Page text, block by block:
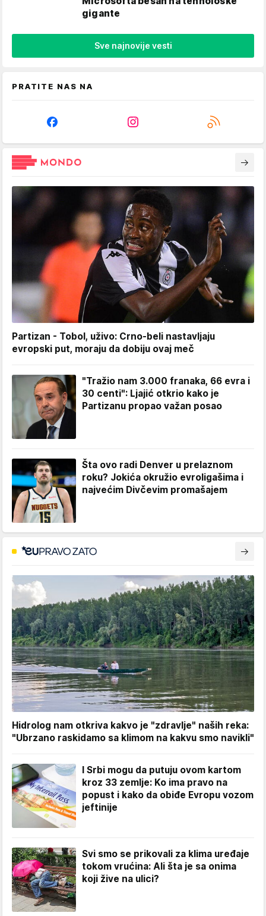
gigante
Sve najnovije vesti
PRATITE NAS NA
Partizan - Tobol, uživo: Crno-beli nastavljaju
evropski put, moraju da dobiju ovaj meč
"Tražio nam 3.000 franaka, 66 evra i
30 centi": Ljajić otkrio kako je
Partizanu propao važan posao
Šta ovo radi Denver u prelaznom
roku? Jokića okružio evroligašima i
najvećim Divčevim promašajem
Hidrolog nam otkriva kakvo je "zdravlje" naših reka:
"Ubrzano raskidamo sa klimom na kakvu smo navikli"
I Srbi mogu da putuju ovom kartom
kroz 33 zemlje: Ko ima pravo na
popust i kako da obiđe Evropu vozom
jeftinije
Svi smo se prikovali za klima uređaje
tokom vrućina: Ali šta je sa onima
koji žive na ulici?